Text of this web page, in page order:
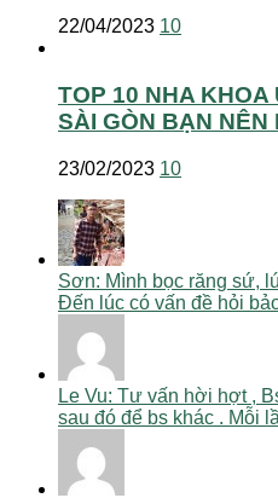
22/04/2023 10
TOP 10 NHA KHOA
SÀI GÒN BẠN NÊN
23/02/2023 10
Sơn: Mình bọc răng sứ,
Đến lúc có vấn đề hỏi
Le Vu: Tư vấn hời hợt ,
sau đó để bs khác . Mỗi